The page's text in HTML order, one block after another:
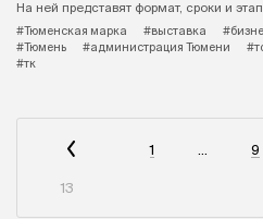
На ней представят формат, сроки и
#Тюменская марка
#выставка
#Тюмень
#администрация Тюмени
#тк
1 9
13